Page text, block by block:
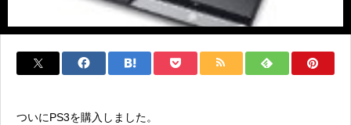
ついにPS3を購入しました。